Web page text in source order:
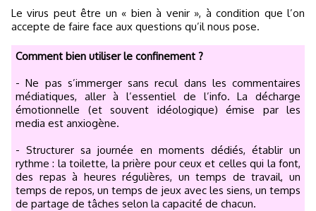
Le virus peut être un « bien à venir », à condition que l’on
accepte de faire face aux questions qu’il nous pose.
Comment bien utiliser le confinement ?
- Ne pas s’immerger sans recul dans les commentaires
médiatiques, aller à l’essentiel de l’info. La décharge
émotionnelle (et souvent idéologique) émise par les
media est anxiogène.
- Structurer sa journée en moments dédiés, établir un
rythme : la toilette, la prière pour ceux et celles qui la font,
des repas à heures régulières, un temps de travail, un
temps de repos, un temps de jeux avec les siens, un temps
de partage de tâches selon la capacité de chacun.